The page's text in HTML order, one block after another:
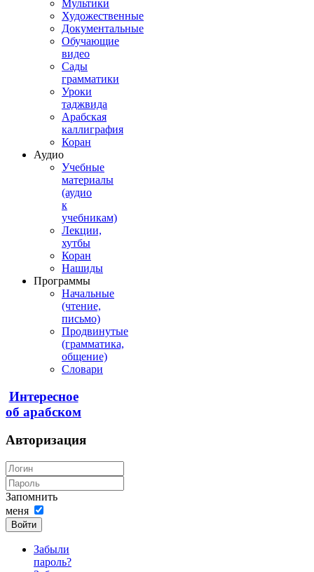
Мультики
Художественные
Документальные
Обучающие
видео
Сады
грамматики
Уроки
таджвида
Арабская
каллиграфия
Коран
Аудио
Учебные
материалы
(аудио
к
учебникам)
Лекции,
хутбы
Коран
Нашиды
Программы
Начальные
(чтение,
письмо)
Продвинутые
(грамматика,
общение)
Словари
Интересное
об арабском
Авторизация
Запомнить
меня
Войти
Забыли
пароль?